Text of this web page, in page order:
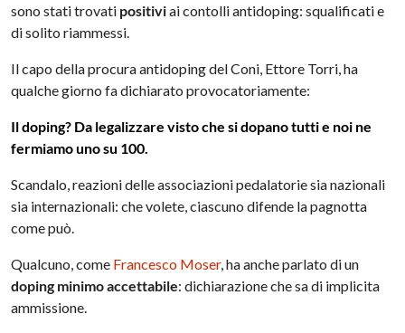
sono stati trovati positiviai contolli antidoping: squalificati e
di solito riammessi.
Il capo della procura antidoping del Coni, Ettore Torri, ha
qualche giorno fa dichiarato provocatoriamente:
Il doping? Da legalizzare visto che si dopano tutti e noi ne
fermiamo uno su 100.
Scandalo, reazioni delle associazioni pedalatorie sia nazionali
sia internazionali: che volete, ciascuno difende la pagnotta
come può.
Qualcuno, come Francesco Moser, ha anche parlato di un
doping minimo accettabile: dichiarazione che sa di implicita
ammissione.